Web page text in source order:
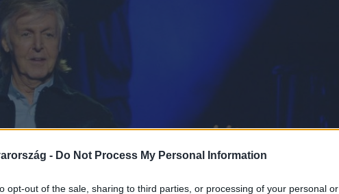
- Do Not Process My Personal Information
opt-out of the sale, sharing to third parties, or processing of your personal or